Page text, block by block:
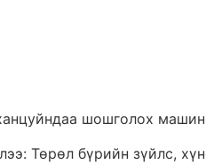
шошголох машин
Төрөл бүрийн зүйлс,